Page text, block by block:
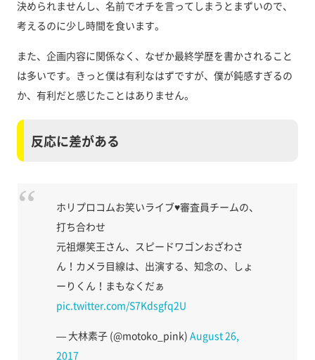
決められませんし、名前でオチを言ってしまうとまずいので、
考えるのに少し時間を食います。
また、企画内容に関係なく、なぜか最終学歴を書かされること
は多いです。きっと僕は有利なはずですが、僕が鈍感すぎるの
か、有利だと感じたことはありません。
反応に差がある
ホリプロコムお笑いライブ♥️審査員チームの、
打ち合わせ
元祖爆笑王さん、スピードワゴンおざわさ
ん！カメラ目線は、出演する、知念の、しょ
ーりくん！まもなくだぁ
pic.twitter.com/S7Kdsgfq2U
— 大林素子 (@motoko_pink) August 26,
2017